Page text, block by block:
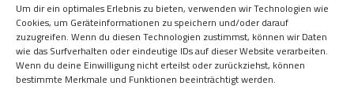
Um dir ein optimales Erlebnis zu bieten, verwenden wir Technologien wie
Cookies, um Geräteinformationen zu speichern und/oder darauf
zuzugreifen. Wenn du diesen Technologien zustimmst, können wir Daten
wie das Surfverhalten oder eindeutige IDs auf dieser Website verarbeiten.
Wenn du deine Einwilligung nicht erteilst oder zurückziehst, können
bestimmte Merkmale und Funktionen beeinträchtigt werden.
Kauf auf Rechung
Klarna
American Express